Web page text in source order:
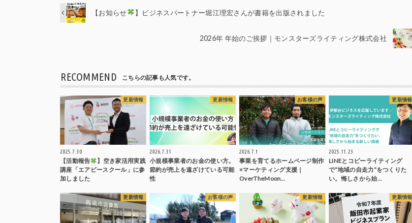
【お知らせ 】ビジネスパートナー堀江理宏さんが書籍を出版されました
2026年 年始のご挨拶｜モンスターズライティング株式会社
RECOMMEND こちらの記事も人気です。
更新情報
2025.7.30
【活動報告
】空き家活用実践
講座「エアビースクール」に参
加しました
更新情報
2026.7.31
小規模事業者のお金の使い方。
節約が売上を遠ざけている可能
性
お客様の声
2026.7.1
事業を育てるホームページ制作
×マーケティング支援｜
OverTheMoon…
更新情報
2025.11.23
LINEとコピーライティング
で“地域の自走力”をつくりた
い。悔しさから始…
更新情報 お客様の声 更新情報 更新情報